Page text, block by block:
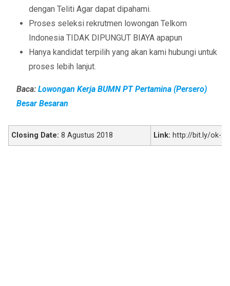
dengan Teliti Agar dapat dipahami.
Proses seleksi rekrutmen lowongan Telkom
Indonesia TIDAK DIPUNGUT BIAYA apapun
Hanya kandidat terpilih yang akan kami hubungi untuk
proses lebih lanjut.
Baca: Lowongan Kerja BUMN PT Pertamina (Persero)
Besar Besaran
Closing Date: 8 Agustus 2018 Link: http://bit.ly/ok-